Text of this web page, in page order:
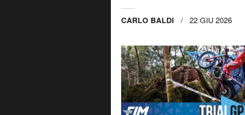
CARLO BALDI 22 GIU 2026